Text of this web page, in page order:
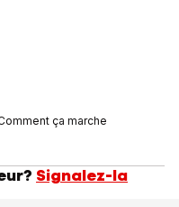
ça marche
Signalez-la